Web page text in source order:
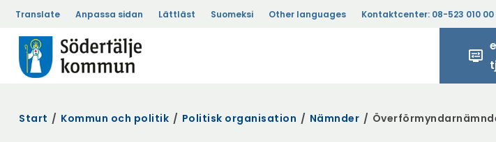
Translate Anpassa sidan Lättläst Suomeksi Other languages Kontaktcenter: 08-523 010 00
display_settings
Start / Kommun och politik / Politisk organisation / Nämnder /